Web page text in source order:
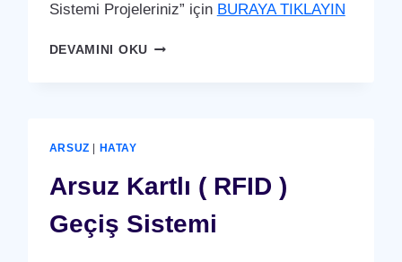
Sistemi Projeleriniz” için BURAYA TIKLAYIN
DEVAMINI OKUANTAKYA
ARSUZ HATAY
Arsuz Kartlı ( RFID )
Geçiş Sistemi